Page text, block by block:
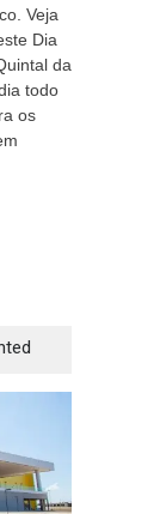
Veja
Dia
da
todo
os